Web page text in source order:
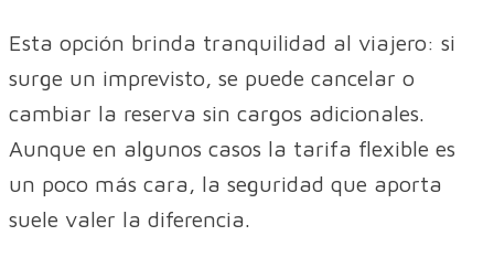
Esta opción brinda tranquilidad al viajero: si
surge un imprevisto, se puede cancelar o
cambiar la reserva sin cargos adicionales.
Aunque en algunos casos la tarifa flexible es
un poco más cara, la seguridad que aporta
suele valer la diferencia.